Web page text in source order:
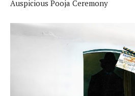
Auspicious Pooja Ceremony